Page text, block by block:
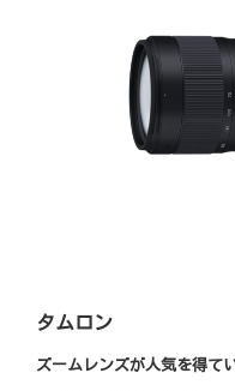
タムロン
ズームレンズが人気を得て